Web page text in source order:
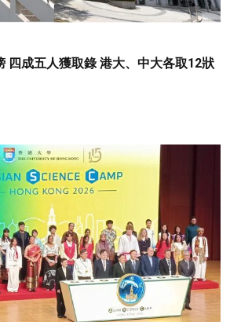
四成五人獲取錄 港大、中大各取12狀